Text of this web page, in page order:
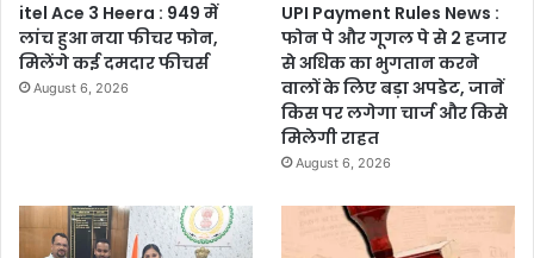
itel Ace 3 Heera : 949 में
लांच हुआ नया फीचर फोन,
मिलेंगे कई दमदार फीचर्स
August 6, 2026
UPI Payment Rules News :
फोन पे और गूगल पे से 2 हजार
से अधिक का भुगतान करने
वालों के लिए बड़ा अपडेट, जानें
किस पर लगेगा चार्ज और किसे
मिलेगी राहत
August 6, 2026